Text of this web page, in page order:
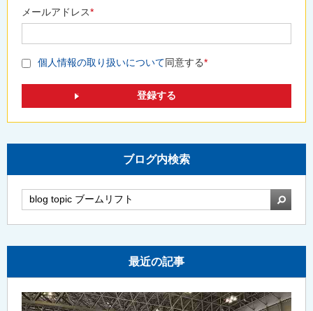
メールアドレス*
個人情報の取り扱いについて同意する*
ブログ内検索
検索
最近の記事